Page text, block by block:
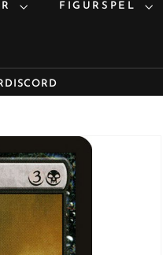
FIGURSPEL
DISCORD